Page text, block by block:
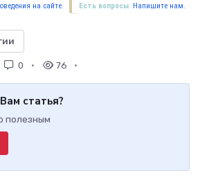
Есть вопросы. Напишите нам.
на сайте.
0 76
статья?
полезным